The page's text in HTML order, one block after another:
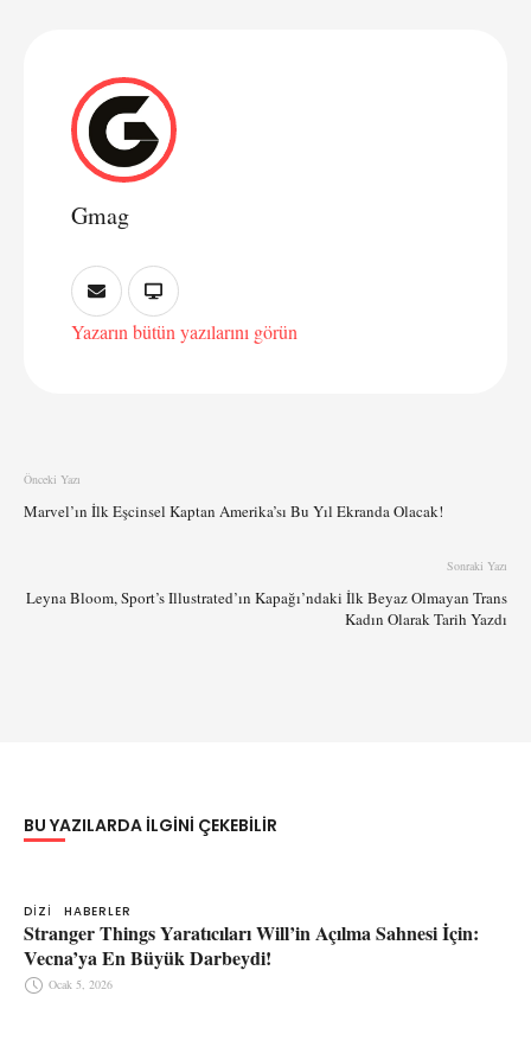
Gmag
Yazarın bütün yazılarını görün
Önceki Yazı
Marvel’ın İlk Eşcinsel Kaptan Amerika’sı Bu Yıl Ekranda Olacak!
Sonraki Yazı
Leyna Bloom, Sport’s Illustrated’ın Kapağı’ndaki İlk Beyaz Olmayan Trans
Kadın Olarak Tarih Yazdı
BU YAZILARDA ILGINI ÇEKEBILIR
DIZI HABERLER
Stranger Things Yaratıcıları Will’in Açılma Sahnesi İçin:
Vecna’ya En Büyük Darbeydi!
Ocak 5, 2026